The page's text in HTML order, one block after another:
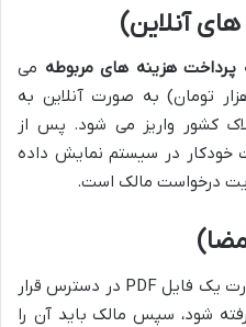
پرداخت هزینه های مربوطه می
مبلغی مشخص (مثلاً ۱۸۵ هزار تومان) به صورت آنلاین به
کشور واریز می شود. پس از
خودکار در سیستم نمایش داده
درخواست مالک است.
پس از پرداخت، تقاضانامه به صورت یک فایل PDF در دسترس قرار
شود، سپس مالک باید آن را